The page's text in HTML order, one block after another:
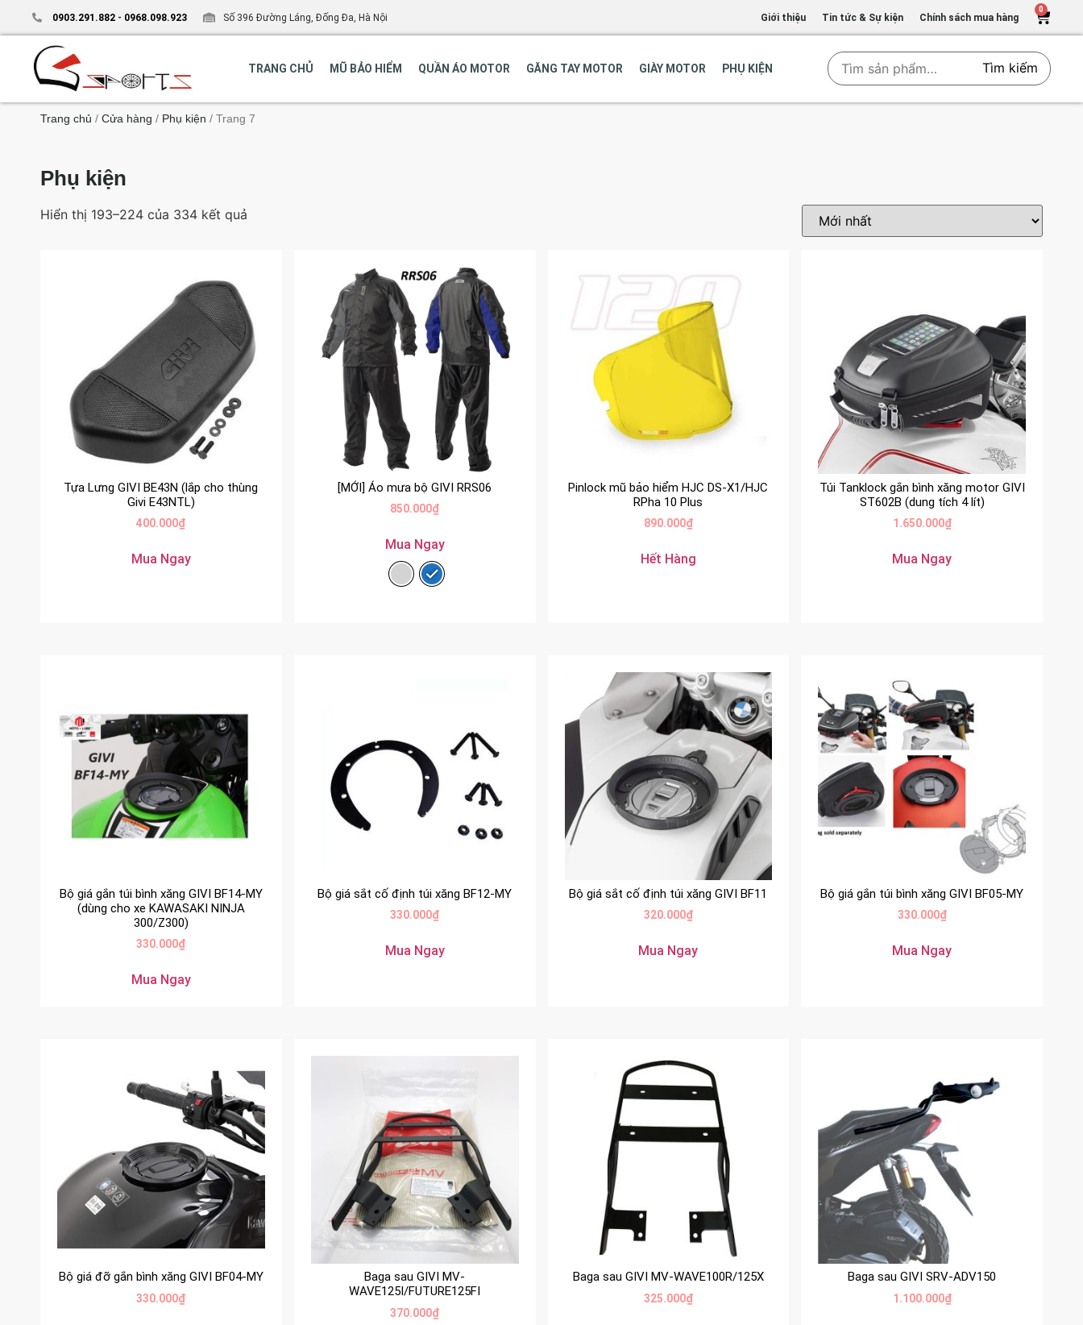
0903.291.882 - 0968.098.923 Số 396 Đường Láng, Đống Đa, Hà Nội Giới thiệu Tin tức & Sự kiện Chính sách mua hàng
0
TRANG CHỦ MŨ BẢO HIỂM QUẦN ÁO MOTOR GĂNG TAY MOTOR GIÀY MOTOR PHỤ KIỆN Tìm kiếm
Trang chủ / Cửa hàng / Phụ kiện / Trang 7
Phụ kiện
Hiển thị 193–224 của 334 kết quả
Tựa Lưng GIVI BE43N (lắp cho thùng
Givi E43NTL)
400.000₫
Mua Ngay
[MỚI] Áo mưa bộ GIVI RRS06
850.000₫
Mua Ngay
Pinlock mũ bảo hiểm HJC DS-X1/HJC
RPha 10 Plus
890.000₫
Hết Hàng
Túi Tanklock gắn bình xăng motor GIVI
ST602B (dung tích 4 lít)
1.650.000₫
Mua Ngay
Bộ giá gắn túi bình xăng GIVI BF14-MY
(dùng cho xe KAWASAKI NINJA
300/Z300)
330.000₫
Mua Ngay
Bộ giá sắt cố định túi xăng BF12-MY
330.000₫
Mua Ngay
Bộ giá sắt cố định túi xăng GIVI BF11
320.000₫
Mua Ngay
Bộ giá gắn túi bình xăng GIVI BF05-MY
330.000₫
Mua Ngay
Bộ giá đỡ gắn bình xăng GIVI BF04-MY
330.000₫
Baga sau GIVI MV-
WAVE125I/FUTURE125FI
370.000₫
Baga sau GIVI MV-WAVE100R/125X
325.000₫
Baga sau GIVI SRV-ADV150
1.100.000₫